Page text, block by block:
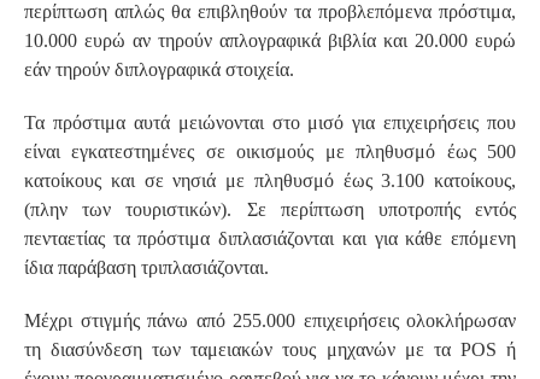
περίπτωση απλώς θα επιβληθούν τα προβλεπόμενα πρόστιμα,
10.000 ευρώ αν τηρούν απλογραφικά βιβλία και 20.000 ευρώ
εάν τηρούν διπλογραφικά στοιχεία.
Τα πρόστιμα αυτά μειώνονται στο μισό για επιχειρήσεις που
είναι εγκατεστημένες σε οικισμούς με πληθυσμό έως 500
κατοίκους και σε νησιά με πληθυσμό έως 3.100 κατοίκους,
(πλην των τουριστικών). Σε περίπτωση υποτροπής εντός
πενταετίας τα πρόστιμα διπλασιάζονται και για κάθε επόμενη
ίδια παράβαση τριπλασιάζονται.
Μέχρι στιγμής πάνω από 255.000 επιχειρήσεις ολοκλήρωσαν
τη διασύνδεση των ταμειακών τους μηχανών με τα POS ή